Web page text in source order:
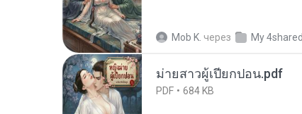
Mob K. через My 4shared
ม่ายสาวผู้เปียกปอน.pdf
PDF 684 KB